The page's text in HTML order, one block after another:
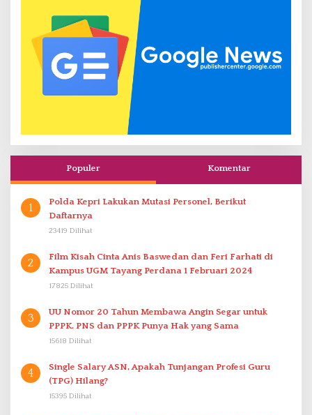
Populer Komentar
1
Polda Kepri Lakukan Mutasi Personel, Berikut
Daftarnya
23419 Dilihat
2
Film Kisah Cinta Anis Baswedan dan Feri Farhati di
Kampus UGM Tayang Perdana 1 Februari 2024
17825 Dilihat
3
UU Nomor 20 Tahun Membawa Angin Segar untuk
PPPK. PNS dan PPPK Punya Hak yang Sama
15618 Dilihat
4
Single Salary ASN, Apakah Tunjangan Profesi Guru
(TPG) Hilang?
15395 Dilihat